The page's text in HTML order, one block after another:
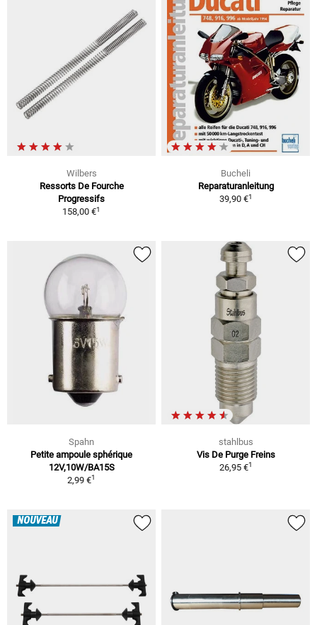
Wilbers
Ressorts De Fourche
Progressifs
158,00 €1
Bucheli
Reparaturanleitung
39,90 €1
Spahn
Petite ampoule sphérique
12V,10W/BA15S
2,99 €1
stahlbus
Vis De Purge Freins
26,95 €1
NOUVEAU